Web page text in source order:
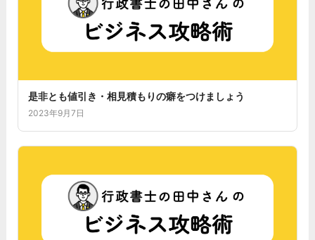
是非とも値引き・相見積もりの癖をつけましょう
2023年9月7日